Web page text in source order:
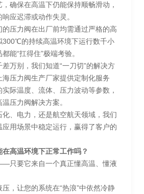
确保在高温下仍能保持顺畅滑动，
应迟滞或动作失灵。
的压力阀在出厂前均需通过严格的高
300℃的持续高温环境下运行数千小
能“扛得住”极端考验。
万别，我们知道“一刀切”的解决方
压力阀生产厂家提供定制化服务
际温度、流体、压力波动等参数，
压力阀解决方案。
化、电力，还是航空航天领域，我们
用场景中稳定运行，赢得了客户的
高温环境下正常工作吗？
只要它来自一个真正懂高温、懂液
，让您的系统在“热浪”中依然冷静